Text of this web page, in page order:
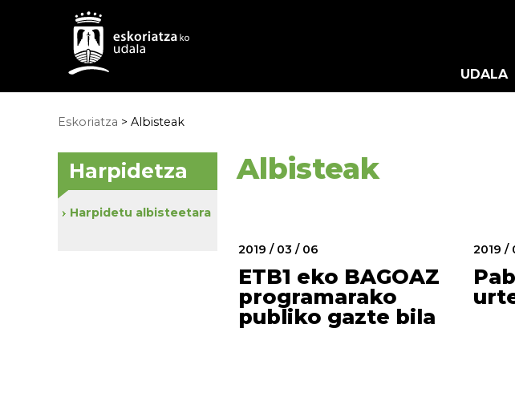
UDALA
Eskoriatza > Albisteak
Albisteak
2019 / 03 / 06
ETB1 eko BAGOAZ
programarako
publiko gazte bila
2019 /
Harpidetza
Harpidetu albisteetara